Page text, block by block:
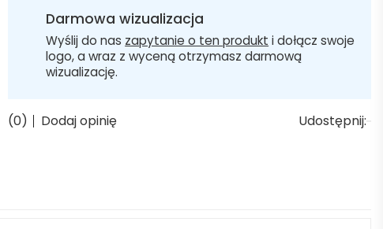
Darmowa wizualizacja
Wyślij do nas zapytanie o ten produkt i dołącz swoje
logo, a wraz z wyceną otrzymasz darmową
wizualizację.
(0) Dodaj opinię Udostępnij: